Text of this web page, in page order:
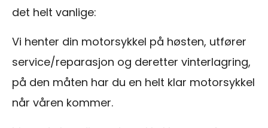
det helt vanlige:
Vi henter din motorsykkel på høsten, utfører
service/reparasjon og deretter vinterlagring,
på den måten har du en helt klar motorsykkel
når våren kommer.